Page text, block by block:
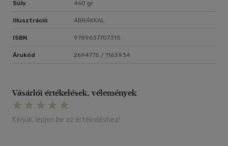
Súly 460 gr
Illusztráció ÁBRÁKKAL
ISBN 9789637707315
Árukód 2694775 / 1163934
Vásárlói értékelések, vélemények
Kérjük, lépjen be az értékeléshez!